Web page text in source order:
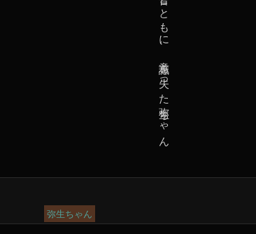
弥生ちゃん